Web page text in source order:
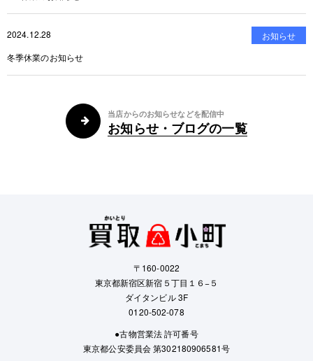
2024.12.28
お知らせ
冬季休業のお知らせ
当店からのお知らせなどを配信中
お知らせ・ブログの一覧
〒160-0022
東京都新宿区新宿５丁目１６−５
ダイタンビル 3F
0120-502-078
●古物営業法 許可番号
東京都公安委員会 第302180906581号